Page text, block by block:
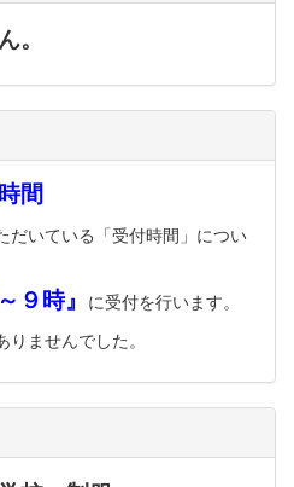
。
間
だいている「受付時間」につい
９時』 に受付を行います。
ませんでした。